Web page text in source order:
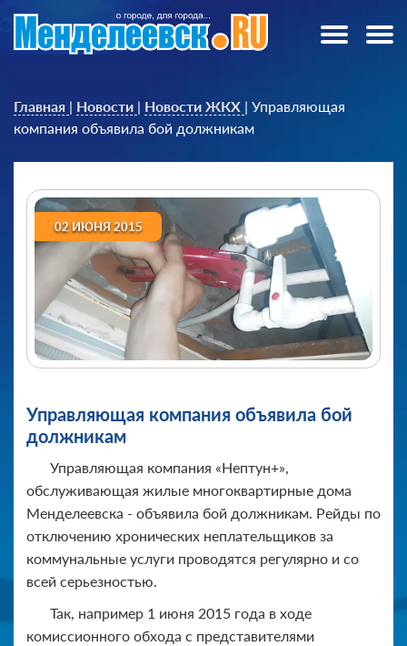
Главная | Новости | Новости ЖКХ | Управляющая
компания объявила бой должникам
02 ИЮНЯ 2015
Управляющая компания объявила бой
должникам
Управляющая компания «Нептун+»,
обслуживающая жилые многоквартирные дома
Менделеевска - объявила бой должникам. Рейды по
отключению хронических неплательщиков за
коммунальные услуги проводятся регулярно и со
всей серьезностью.
Так, например 1 июня 2015 года в ходе
комиссионного обхода с представителями